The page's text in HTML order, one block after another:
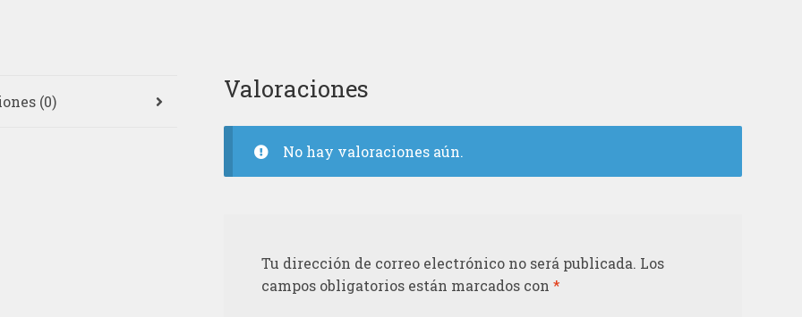
(0) Valoraciones
No hay valoraciones aún.
Tu dirección de correo electrónico no será publicada. Los
campos obligatorios están marcados con*